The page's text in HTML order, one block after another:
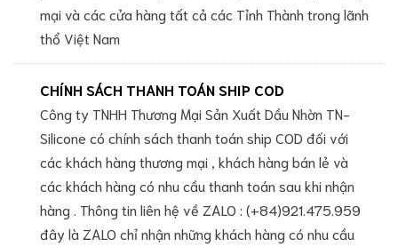
mại và các cửa hàng tất cả các Tỉnh Thành trong lãnh
thổ Việt Nam
CHÍNH SÁCH THANH TOÁN SHIP COD
Công ty TNHH Thương Mại Sản Xuất Dầu Nhờn TN-
Silicone có chính sách thanh toán ship COD đối với
các khách hàng thương mại , khách hàng bán lẻ và
các khách hàng có nhu cầu thanh toán sau khi nhận
hàng . Thông tin liên hệ về ZALO : (+84)921.475.959
đây là ZALO chỉ nhận những khách hàng có nhu cầu